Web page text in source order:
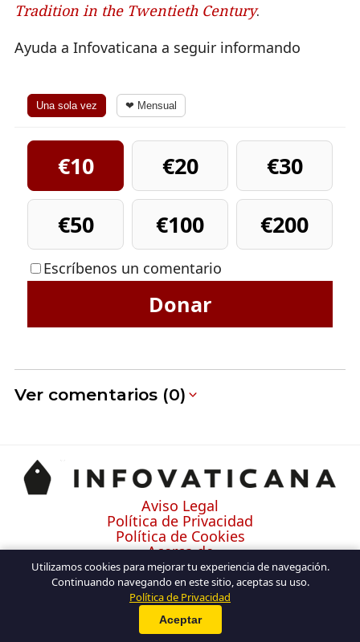
Tradition in the Twentieth Century.
Ayuda a Infovaticana a seguir informando
Una sola vez ❤ Mensual
€10 €20
€30
€50
€100 €200
Escríbenos un comentario
Donar
Ver comentarios (0)
Aviso Legal
Política de Privacidad
Política de Cookies
Acerca de
Contacto
Utilizamos cookies para mejorar tu experiencia de navegación.
Continuando navegando en este sitio, aceptas su uso.
Política de Privacidad
Aceptar